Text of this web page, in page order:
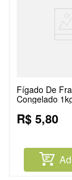
Fígado De
Congelado
R$ 5,80